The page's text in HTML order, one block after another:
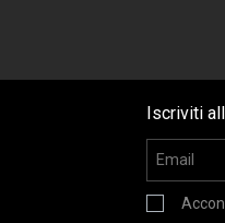
Iscriviti